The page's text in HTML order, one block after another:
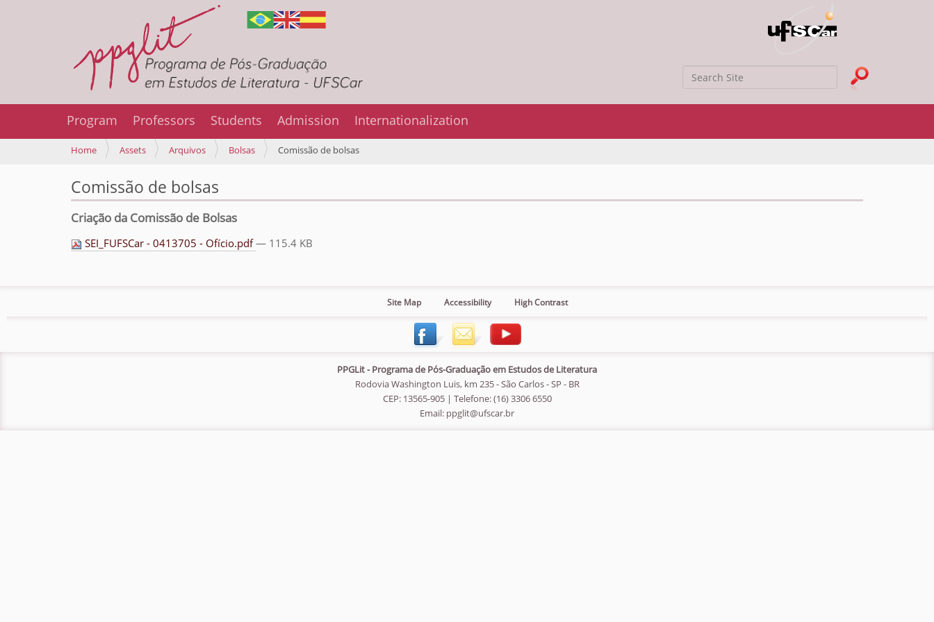
Search Site
Advanced Search…
Program Professors Students Admission Internationalization
Y
a
e
e
Home Assets Arquivos Bolsas Comissão de bolsas
Comissão de bolsas
Criação da Comissão de Bolsas
SEI_FUFSCar - 0413705 - Ofício.pdf— 115.4 KB
Site Map Accessibility High Contrast
PPGLit - Programa de Pós-Graduação em Estudos de Literatura
Rodovia Washington Luis, km 235 - São Carlos - SP - BR
CEP: 13565-905 | Telefone: (16) 3306 6550
Email: ppglit@ufscar.br